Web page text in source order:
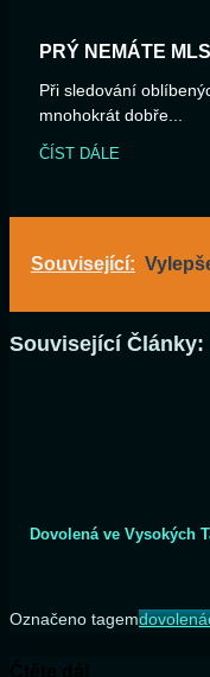
PRÝ NEMÁTE
Při sledování
mnohokrát dobře...
ČÍST DÁLE
Související:
Související Články:
Dovolená ve Vysokých
Označeno tagemdovolená